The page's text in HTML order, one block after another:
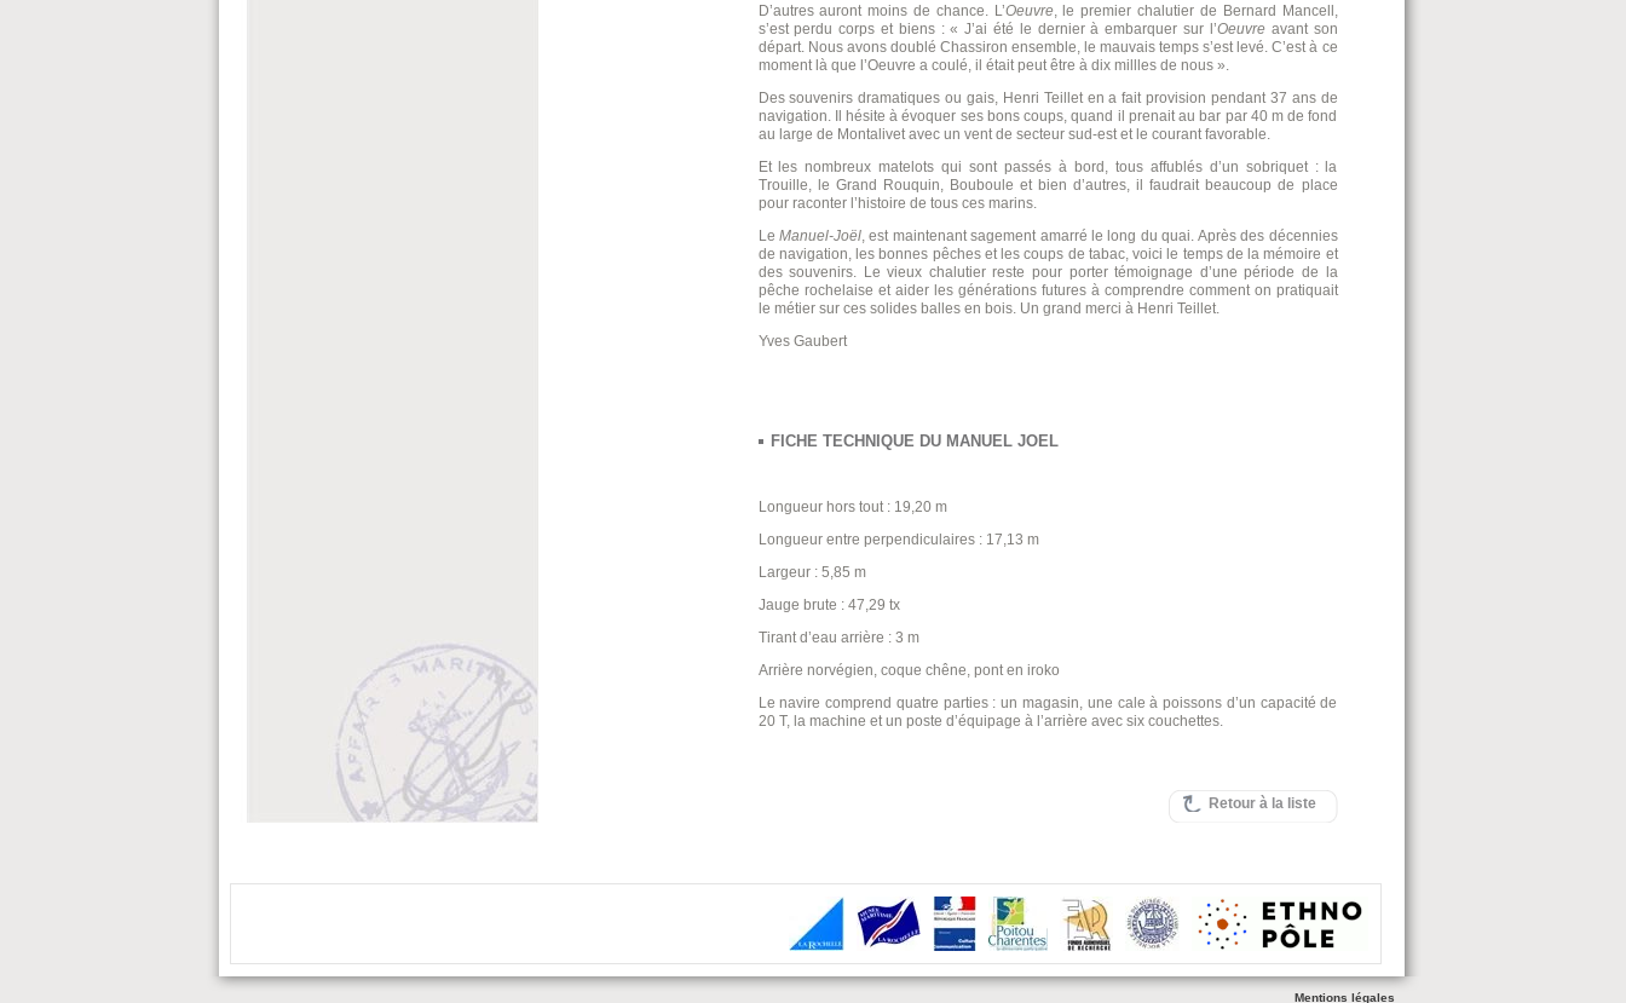
D’autres auront moins de chance. L’Oeuvre, le premier chalutier de Bernard Mancell,
s’est perdu corps et biens : « J’ai été le dernier à embarquer sur l’Oeuvreavant son
départ. Nous avons doublé Chassiron ensemble, le mauvais temps s’est levé. C’est à ce
moment là que l’Oeuvre a coulé, il était peut être à dix millles de nous ».
Des souvenirs dramatiques ou gais, Henri Teillet en a fait provision pendant 37 ans de
navigation. Il hésite à évoquer ses bons coups, quand il prenait au bar par 40 m de fond
au large de Montalivet avec un vent de secteur sud-est et le courant favorable.
Et les nombreux matelots qui sont passés à bord, tous affublés d’un sobriquet : la
Trouille, le Grand Rouquin, Bouboule et bien d’autres, il faudrait beaucoup de place
pour raconter l’histoire de tous ces marins.
Le Manuel-Joël, est maintenant sagement amarré le long du quai. Après des décennies
de navigation, les bonnes pêches et les coups de tabac, voici le temps de la mémoire et
des souvenirs. Le vieux chalutier reste pour porter témoignage d’une période de la
pêche rochelaise et aider les générations futures à comprendre comment on pratiquait
le métier sur ces solides balles en bois. Un grand merci à Henri Teillet.
Yves Gaubert
FICHE TECHNIQUE DU MANUEL JOEL
Longueur hors tout : 19,20 m
Longueur entre perpendiculaires : 17,13 m
Largeur : 5,85 m
Jauge brute : 47,29 tx
Tirant d’eau arrière : 3 m
Arrière norvégien, coque chêne, pont en iroko
Le navire comprend quatre parties : un magasin, une cale à poissons d’un capacité de
20 T, la machine et un poste d’équipage à l’arrière avec six couchettes.
Retour à la liste
Mentions légales